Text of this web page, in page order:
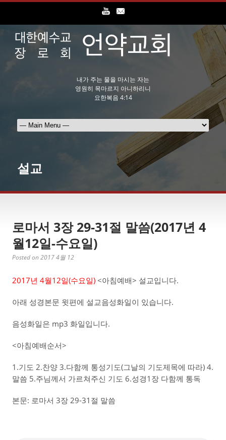
내가 주는 물을 마시는 자는
영원히 목마르지 아니하리니
요한복음 4:14
설교
로마서 3장 29-31절 말씀(2017년 4
월12일-수요일)
Posted on 2017 4월 12
2017년 4월12일(수요일) <아침예배> 설교입니다.
아래 성경본문 윗편에 설교음성화일이 있습니다.
음성화일은 mp3 화일입니다.
<아침예배순서>
1.기도 2.찬양 3.다함께 통성기도(그날의 기도제목에 따라) 4.
말씀 5.주님께서 가르쳐주신 기도 6.성경1장 다함께 통독
본문: 로마서 3장 29-31절 말씀